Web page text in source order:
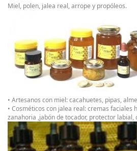
Miel, polen, jalea real, arrope y propóleos.
• Artesanos con miel: cacahuetes, pipas,
• Cosméticos con jalea real: cremas
zanahoria ,jabón de tocador, protector